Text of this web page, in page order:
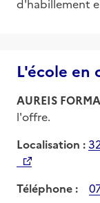
d'habillement
L'école en
AUREIS
l'offre.
Localisation :
Téléphone :